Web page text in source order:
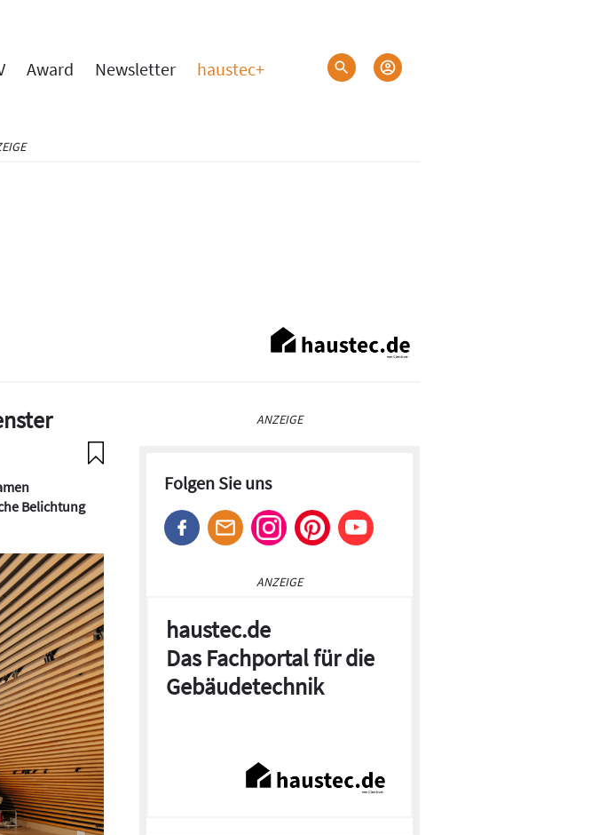
Award Newsletter haustec+
Belichtung
ANZEIGE
Folgen Sie uns
ANZEIGE
haustec.de
Das Fachportal für die
Gebäudetechnik